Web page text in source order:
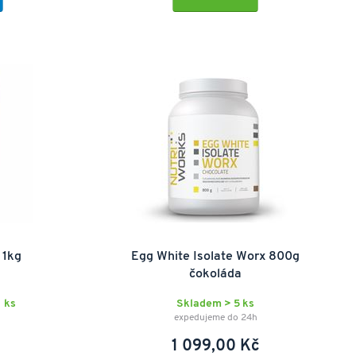
ks
Egg White Isolate Worx 800g
čokoláda
Skladem > 5 ks
expedujeme do 24h
1 099,00 Kč